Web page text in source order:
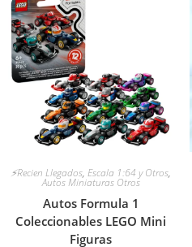
⚡Recien Llegados, Escala 1:64 y Otros,
Autos Miniaturas Otros
Autos Formula 1
Coleccionables LEGO Mini
Figuras